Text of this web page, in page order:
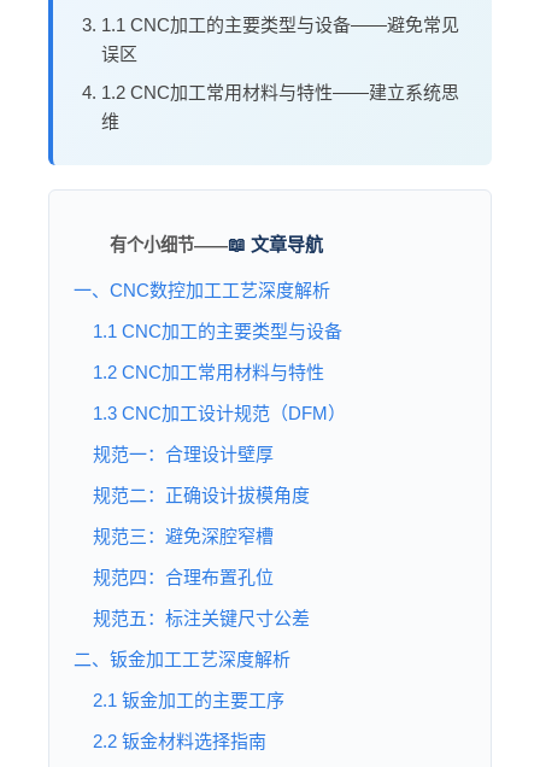
1.1 CNC加工的主要类型与设备——避免常见
误区
1.2 CNC加工常用材料与特性——建立系统思
维
有个小细节——📖 文章导航
一、CNC数控加工工艺深度解析
1.1 CNC加工的主要类型与设备
1.2 CNC加工常用材料与特性
1.3 CNC加工设计规范（DFM）
规范一：合理设计壁厚
规范二：正确设计拔模角度
规范三：避免深腔窄槽
规范四：合理布置孔位
规范五：标注关键尺寸公差
二、钣金加工工艺深度解析
2.1 钣金加工的主要工序
2.2 钣金材料选择指南